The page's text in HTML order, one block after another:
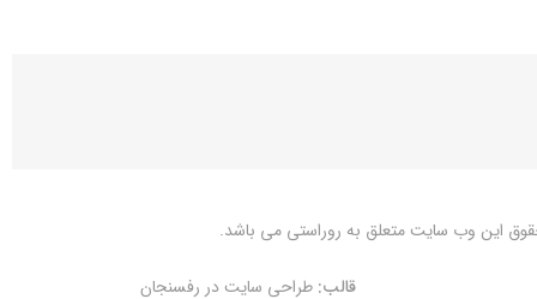
این وب سایت متعلق به روراستی می باشد.
قالب: طراحی سایت در رفسنجان